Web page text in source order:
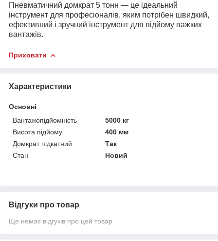
Пневматичний домкрат 5 тонн — це ідеальний
інструмент для професіоналів, яким потрібен швидкий,
ефективний і зручний інструмент для підйому важких
вантажів.
Приховати
Характеристики
Основні
Вантажопідйомність
5000 кг
Висота підйому
400 мм
Домкрат підкатний
Так
Стан
Новий
Відгуки про товар
Ще немає відгуків про цей товар